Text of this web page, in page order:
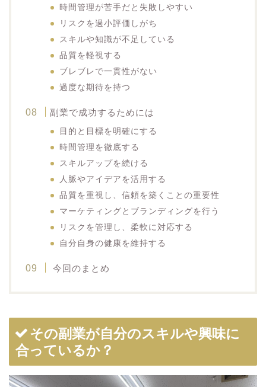
時間管理が苦手だと失敗しやすい
リスクを過小評価しがち
スキルや知識が不足している
品質を軽視する
ブレブレで一貫性がない
過度な期待を持つ
副業で成功するためには
目的と目標を明確にする
時間管理を徹底する
スキルアップを続ける
人脈やアイデアを活用する
品質を重視し、信頼を築くことの重要性
マーケティングとブランディングを行う
リスクを管理し、柔軟に対応する
自分自身の健康を維持する
今回のまとめ
その副業が自分のスキルや興味に
合っているか？